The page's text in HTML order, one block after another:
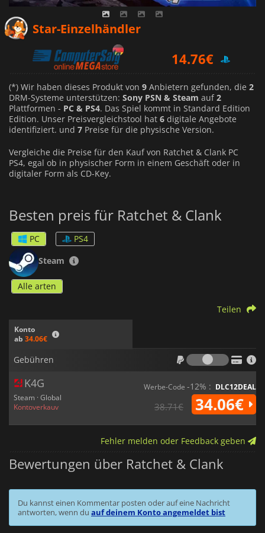
Star-Einzelhändler
14.76€
16.65€
(*) Wir haben dieses Produkt von 9 Anbietern gefunden, die 2
DRM-Systeme unterstützen: Sony PSN & Steam auf2
Plattformen - PC & PS4. Das Spiel kommt in Standard Edition
Edition. Unser Preisvergleichstool hat 6 digitale Angebote
identifiziert. und 7 Preise für die physische Version.
Vergleiche die Preise für den Kauf von Ratchet & Clank PC
PS4, egal ob in physischer Form in einem Geschäft oder in
digitaler Form als CD-Key.
Besten preis für Ratchet & Clank
PC
PS4
Steam
Alle arten
Konto
ab 34.06€
Teilen
Gebühren
K4G
Steam · Global
Kontoverkauv
Werbe-Code -12% : DLC12DEAL
38.71€ 34.06€
Fehler melden oder Feedback geben
Bewertungen über Ratchet & Clank
Du kannst einen Kommentar posten oder auf eine Nachricht
antworten, wenn du auf deinem Konto angemeldet bist